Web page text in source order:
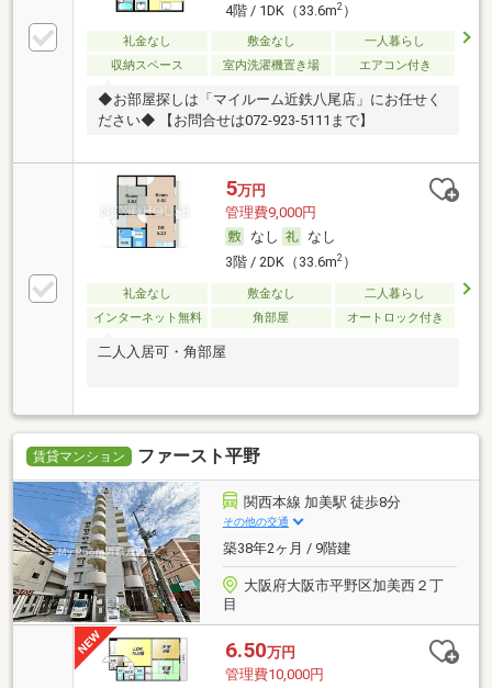
4階 / 1DK（33.6m2）
礼金なし 敷金なし
一人暮らし
収納スペース
室内洗濯機置き場 エアコン付き
◆お部屋探しは「マイルーム近鉄八尾店」にお任せく
ださい◆ 【お問合せは072-923-5111まで】
5万円
管理費9,000円
なし
なし
3階 / 2DK（33.6m2）
礼金なし 敷金なし
二人暮らし
インターネット無料
角部屋 オートロック付き
二人入居可・角部屋
賃貸マンション ファースト平野
関西本線 加美駅 徒歩8分
その他の交通
築38年2ヶ月 / 9階建
大阪府大阪市平野区加美西２丁
目
6.50万円
管理費10,000円